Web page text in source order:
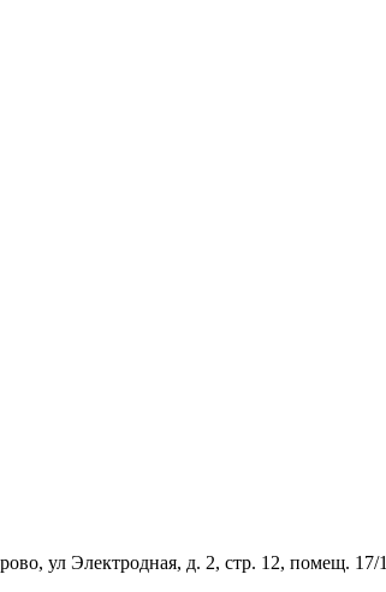
ул Электродная, д. 2, стр. 12, помещ. 17/1